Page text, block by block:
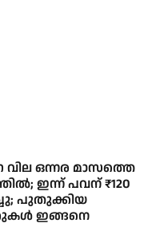
ഒന്നര മാസത്തെ
ഇന്ന് പവന് ₹120
പുതുക്കിയ
ഇങ്ങനെ